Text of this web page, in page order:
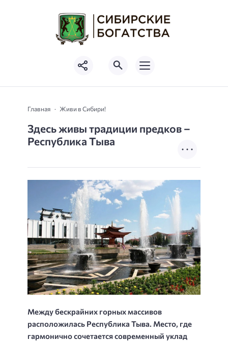
Главная Живи в Сибири!
Здесь живы традиции предков –
Республика Тыва
Между бескрайних горных массивов
расположилась Республика Тыва. Место, где
гармонично сочетается современный уклад